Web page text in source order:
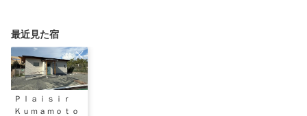
最近見た宿
Ｐｌａｉｓｉｒ
Ｋｕｍａｍｏｔｏ